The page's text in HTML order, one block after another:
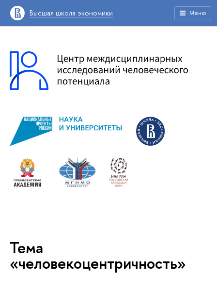
Высшая школа экономики Меню
Тема
«человекоцентричность»